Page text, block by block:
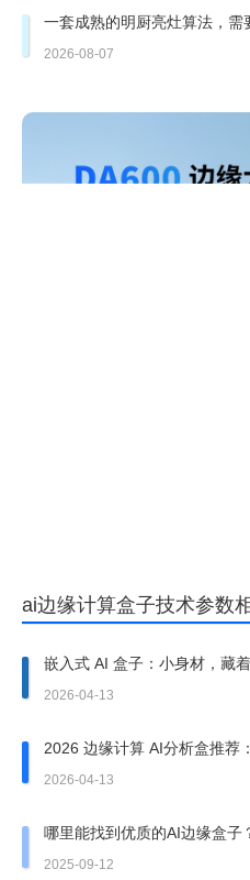
一套成熟的明厨亮灶算法，需
2026-08-07
ai边缘计算盒子技术参数
嵌入式 AI 盒子：小身材，藏
2026-04-13
2026 边缘计算 AI分析盒推荐
2026-04-13
哪里能找到优质的AI边缘盒子
2025-09-12